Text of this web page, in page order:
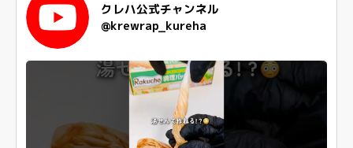
クレハ公式チャンネル
@krewrap_kureha